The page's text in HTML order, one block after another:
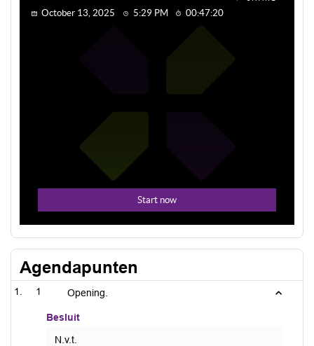
Agendapunten
1 Opening.
Besluit
N.v.t.